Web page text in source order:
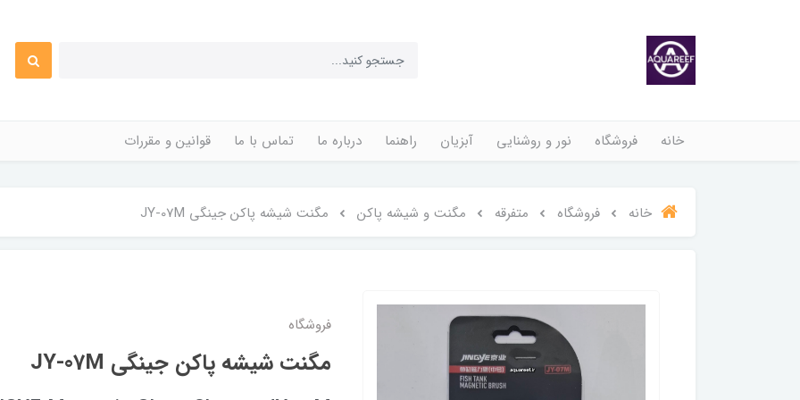
خانه فروشگاه نور و روشنایی آبزیان راهنما درباره ما تماس با ما قوانین و مقررات
خانه فروشگاه متفرقه مگنت و شیشه پاکن مگنت شیشه پاکن جینگی JY-07M
فروشگاه
مگنت شیشه پاکن جینگی JY-07M